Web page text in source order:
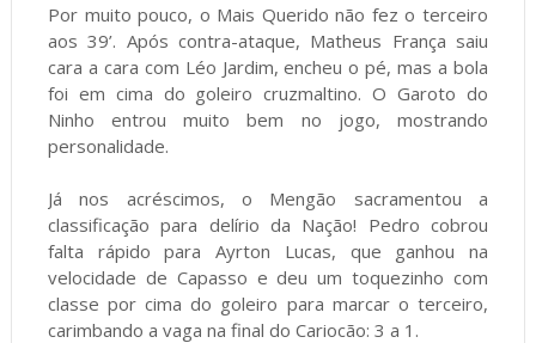
Por muito pouco, o Mais Querido não fez o terceiro
aos 39’. Após contra-ataque, Matheus França saiu
cara a cara com Léo Jardim, encheu o pé, mas a bola
foi em cima do goleiro cruzmaltino. O Garoto do
Ninho entrou muito bem no jogo, mostrando
personalidade.
Já nos acréscimos, o Mengão sacramentou a
classificação para delírio da Nação! Pedro cobrou
falta rápido para Ayrton Lucas, que ganhou na
velocidade de Capasso e deu um toquezinho com
classe por cima do goleiro para marcar o terceiro,
carimbando a vaga na final do Cariocão: 3 a 1.